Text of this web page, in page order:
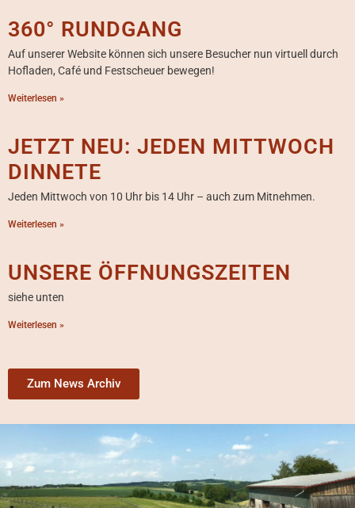
360° RUNDGANG
Auf unserer Website können sich unsere Besucher nun virtuell durch
Hofladen, Café und Festscheuer bewegen!
Weiterlesen »
JETZT NEU: JEDEN MITTWOCH
DINNETE
Jeden Mittwoch von 10 Uhr bis 14 Uhr – auch zum Mitnehmen.
Weiterlesen »
UNSERE ÖFFNUNGSZEITEN
siehe unten
Weiterlesen »
Zum News Archiv